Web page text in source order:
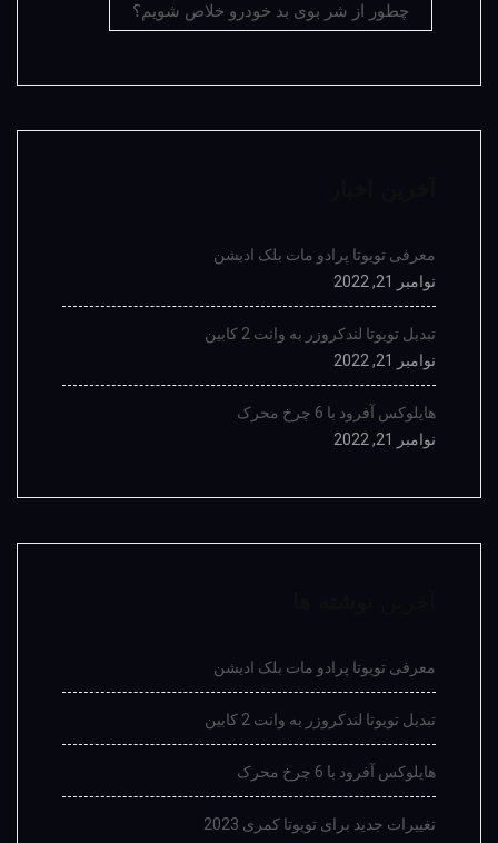
چطور از شر بوی بد خودرو خلاص شویم؟
معرفی تویوتا پرادو مات بلک ادیشن
نوامبر 21, 2022
تبدیل تویوتا لندکروزر به وانت 2 کابین
نوامبر 21, 2022
هایلوکس آفرود با 6 چرخ محرک
نوامبر 21, 2022
معرفی تویوتا پرادو مات بلک ادیشن
تبدیل تویوتا لندکروزر به وانت 2 کابین
هایلوکس آفرود با 6 چرخ محرک
تغییرات جدید برای تویوتا کمری 2023